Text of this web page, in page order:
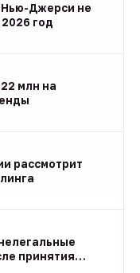
Нью-Джерси не
год
млн на
рассмотрит
принятия